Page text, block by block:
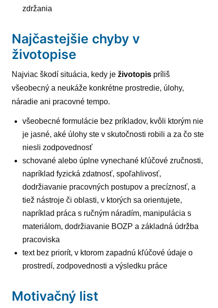
zdržania
Najčastejšie chyby v
životopise
Najviac škodí situácia, kedy je životopis príliš
všeobecný a neukáže konkrétne prostredie, úlohy,
náradie ani pracovné tempo.
všeobecné formulácie bez príkladov, kvôli ktorým nie
je jasné, aké úlohy ste v skutočnosti robili a za čo ste
niesli zodpovednosť
schované alebo úplne vynechané kľúčové zručnosti,
napríklad fyzická zdatnosť, spoľahlivosť,
dodržiavanie pracovných postupov a precíznosť, a
tiež nástroje či oblasti, v ktorých sa orientujete,
napríklad práca s ručným náradím, manipulácia s
materiálom, dodržiavanie BOZP a základná údržba
pracoviska
text bez priorít, v ktorom zapadnú kľúčové údaje o
prostredí, zodpovednosti a výsledku práce
Motivačný list